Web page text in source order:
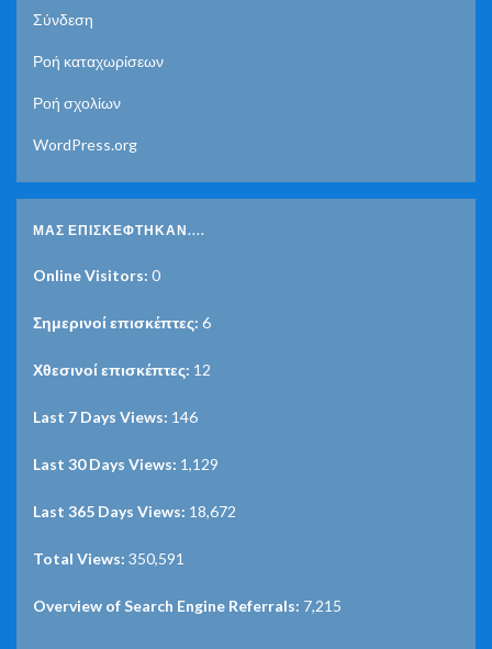
Σύνδεση
Ροή καταχωρίσεων
Ροή σχολίων
WordPress.org
ΜΑΣ ΕΠΙΣΚΈΦΤΗΚΑΝ....
Online Visitors: 0
Σημερινοί επισκέπτες: 6
Χθεσινοί επισκέπτες: 12
Last 7 Days Views: 146
Last 30 Days Views: 1,129
Last 365 Days Views: 18,672
Total Views: 350,591
Overview of Search Engine Referrals: 7,215